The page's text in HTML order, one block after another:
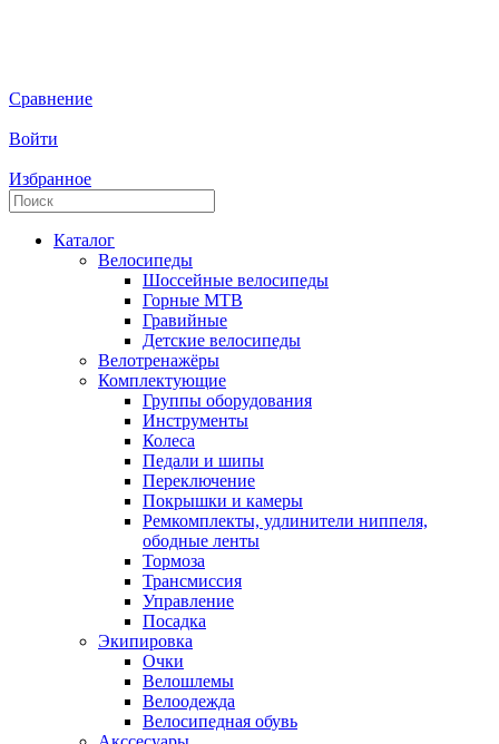
Сравнение
Войти
Избранное
Каталог
Велосипеды
Шоссейные велосипеды
Горные МTB
Гравийные
Детские велосипеды
Велотренажёры
Комплектующие
Группы оборудования
Инструменты
Колеса
Педали и шипы
Переключение
Покрышки и камеры
Ремкомплекты, удлинители ниппеля,
ободные ленты
Тормоза
Трансмиссия
Управление
Посадка
Экипировка
Очки
Велошлемы
Велоодежда
Велосипедная обувь